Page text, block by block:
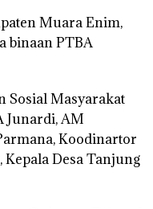
Muara Enim,
binaan PTBA
Sosial Masyarakat
Junardi, AM
Koodinartor
Desa Tanjung